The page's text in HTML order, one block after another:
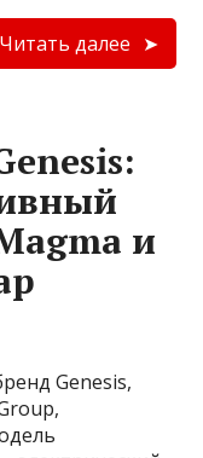
Читать далее
и
Genesis,